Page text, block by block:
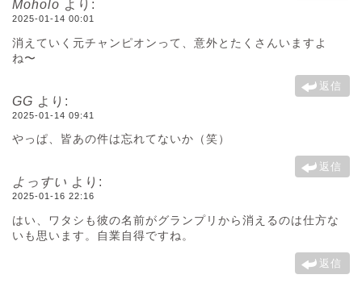
Moholo より:
2025-01-14 00:01
消えていく元チャンピオンって、意外とたくさんいますよ
ね〜
返信
GG より:
2025-01-14 09:41
やっぱ、皆あの件は忘れてないか（笑）
返信
よっすい より:
2025-01-16 22:16
はい、ワタシも彼の名前がグランプリから消えるのは仕方な
いも思います。自業自得ですね。
返信